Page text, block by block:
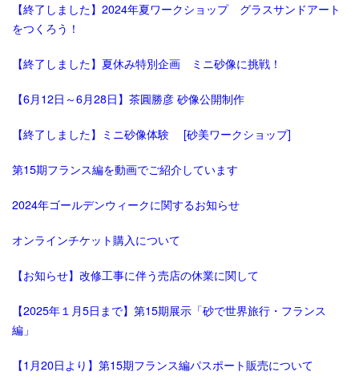
【終了しました】2024年夏ワークショップ グラスサンドアート
をつくろう！
【終了しました】夏休み特別企画 ミニ砂像に挑戦！
【6月12日～6月28日】茶圓勝彦 砂像公開制作
【終了しました】ミニ砂像体験 [砂美ワークショップ]
第15期フランス編を動画でご紹介しています
2024年ゴールデンウィークに関するお知らせ
オンラインチケット購入について
【お知らせ】改修工事に伴う売店の休業に関して
【2025年１月5日まで】第15期展示「砂で世界旅行・フランス
編」
【1月20日より】第15期フランス編パスポート販売について